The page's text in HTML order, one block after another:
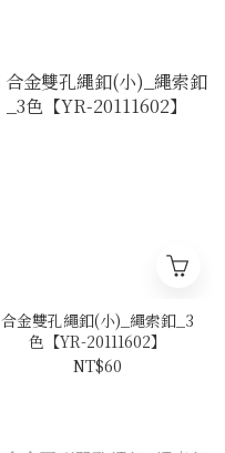
合金雙孔繩釦(小)_繩索釦_3
色【YR-20111602】
NT$60